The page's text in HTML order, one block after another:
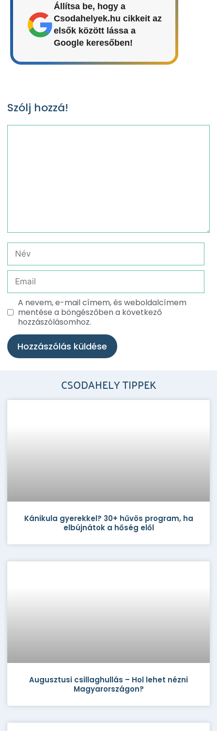
Állítsa be, hogy a
Csodahelyek.hu cikkeit az
elsők között lássa a
Google keresőben!
Szólj hozzá!
A nevem, e-mail címem, és weboldalcímem
mentése a böngészőben a következő
hozzászólásomhoz.
CSODAHELY TIPPEK
Kánikula gyerekkel? 30+ hűvös program, ha
elbújnátok a hőség elől
Augusztusi csillaghullás – Hol lehet nézni
Magyarországon?